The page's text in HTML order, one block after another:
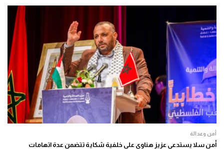
أمن وعدالة
أمن سلا يستدعي عزيز هناوي على خلفية شكاية تتضمن عدة اتهامات